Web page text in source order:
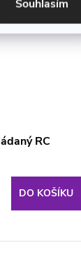
Souhlasím
RC
DO KOŠÍKU